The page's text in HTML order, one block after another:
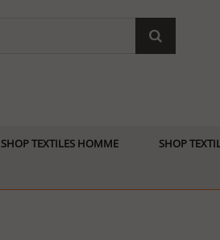
SHOP TEXTILES HOMME SHOP